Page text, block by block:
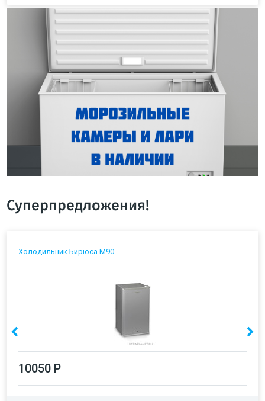
Суперпредложения!
Холодильник Бирюса М90
10050 Р